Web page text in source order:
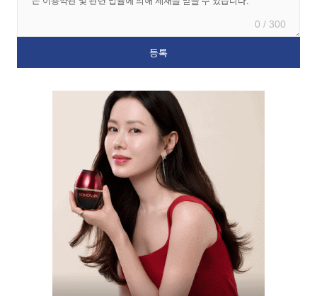
0 / 300